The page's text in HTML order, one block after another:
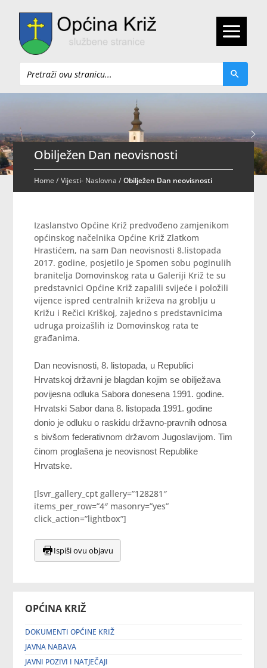
Pretraži
OPĆINA KRIŽ
DOKUMENTI OPĆINE KRIŽ
JAVNA NABAVA
JAVNI POZIVI I NATJEČAJI
Obilježen Dan neovisnosti
Home/Vijesti- Naslovna /Obilježen Dan neovisnosti
Izaslanstvo Općine Križ predvođeno zamjenikom
općinskog načelnika Općine Križ Zlatkom
Hrastićem, na sam Dan neovisnosti 8.listopada
2017. godine, posjetilo je Spomen sobu poginulih
branitelja Domovinskog rata u Galeriji Križ te su
predstavnici Općine Križ zapalili svijeće i položili
vijence ispred centralnih križeva na groblju u
Križu i Rečici Kriškoj, zajedno s predstavnicima
udruga proizašlih iz Domovinskog rata te
građanima.
Dan neovisnosti, 8. listopada, u Republici
Hrvatskoj državni je blagdan kojim se obilježava
povijesna odluka Sabora donesena 1991. godine.
Hrvatski Sabor dana 8. listopada 1991. godine
donio je odluku o raskidu državno-pravnih odnosa
s bivšom federativnom državom Jugoslavijom. Tim
činom proglašena je neovisnost Republike
Hrvatske.
[lsvr_gallery_cpt gallery=”128281″
items_per_row=”4″ masonry=”yes”
click_action=”lightbox”]
Ispiši ovu objavu